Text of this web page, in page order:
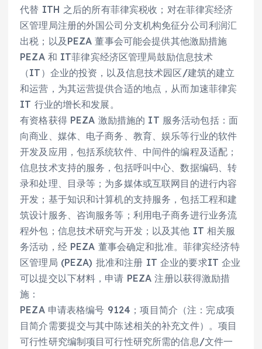
代替 ITH 之后的所有菲律宾税收；对在菲律宾经济
区管理局注册的外国公司分支机构免征分公司利润汇
出税；以及PEZA 董事会可能会提供其他激励措施
PEZA 和 IT菲律宾经济区管理局鼓励信息技术
（IT）企业的投资，以及信息技术园区/建筑的建立
和运营，为其运营提供合适的地点，从而加速菲律宾
IT 行业的增长和发展。
有资格获得 PEZA 激励措施的 IT 服务活动包括：面
向商业、媒体、电子商务、教育、娱乐等行业的软件
开发及应用，包括系统软件、中间件的编程及适配；
信息技术支持的服务，包括呼叫中心、数据编码、转
录和处理、目录等；为多媒体或互联网目的进行内容
开发；基于知识和计算机的支持服务，包括工程和建
筑设计服务、咨询服务等；利用电子商务进行业务流
程外包；信息技术研究与开发；以及其他 IT 相关服
务活动，经 PEZA 董事会确定和批准。菲律宾经济特
区管理局 (PEZA) 批准和注册 IT 企业的要求IT 企业
可以提交以下材料，申请 PEZA 注册以获得激励措
施：
PEZA 申请表格编号 9124；项目简介（注：完成项
目简介需要提交与其中陈述相关的补充文件）。项目
可行性研究编制项目可行性研究所需的信息/文件一